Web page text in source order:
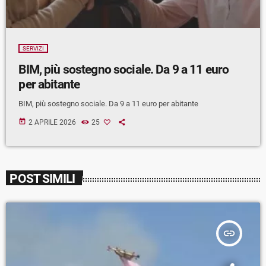
SERVIZI
BIM, più sostegno sociale. Da 9 a 11 euro
per abitante
BIM, più sostegno sociale. Da 9 a 11 euro per abitante
today 2 APRILE 2026 25
POST SIMILI
insert_link